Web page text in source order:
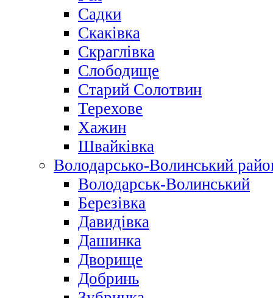
Садки
Скаківка
Скраглівка
Слободище
Старий Солотвин
Терехове
Хажин
Швайківка
Володарсько-Волинський
Володарськ-Волинський
Березівка
Давидівка
Дашинка
Дворище
Добринь